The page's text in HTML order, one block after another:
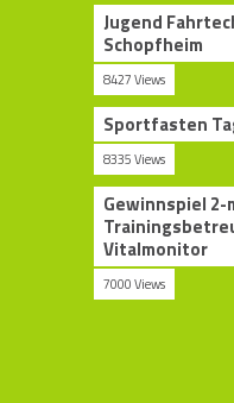
Jugend
Schopfheim
8427 Views
Sportfasten
8335 Views
Gewinnspiel
Vitalmonitor
7000 Views